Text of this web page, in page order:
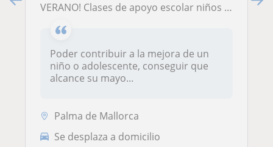
VERANO! Clases de apoyo escolar niños y adolescentes (Inglés, Castellano, Catalán, Historia, Matemáticas etc.)
Poder contribuir a la mejora de un
niño o adolescente, conseguir que
alcance su mayo...
Palma de Mallorca
Se desplaza a domicilio